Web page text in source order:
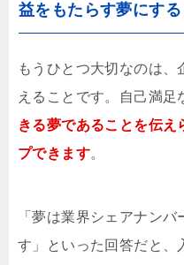
益をもたらす夢にする
もうひとつ大切なのは
えることです。自己満足
きる夢であることを伝え
プできます。
「夢は業界シェアナン
す」といった回答だと、